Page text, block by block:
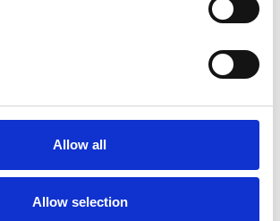
Allow all
Allow selectionKonnektor ”W”